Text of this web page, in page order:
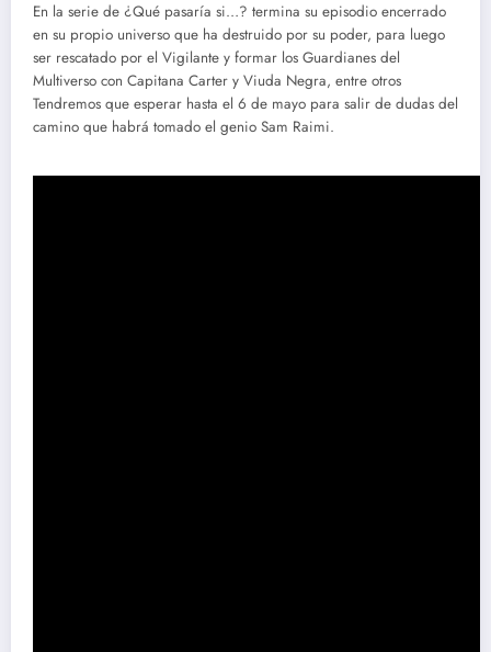
En la serie de ¿Qué pasaría si…? termina su episodio encerrado
en su propio universo que ha destruido por su poder, para luego
ser rescatado por el Vigilante y formar los Guardianes del
Multiverso con Capitana Carter y Viuda Negra, entre otros
Tendremos que esperar hasta el 6 de mayo para salir de dudas del
camino que habrá tomado el genio Sam Raimi.